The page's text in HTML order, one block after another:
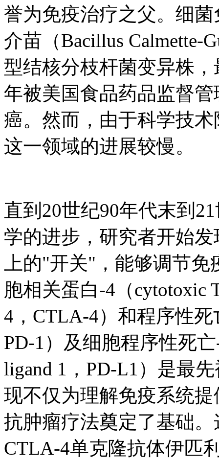
誉为免疫治疗之父。细
介苗（Bacillus Calmette-
型结核分枝杆菌变异株
年被美国食品药品监督
癌。然而，由于科学技
这一领域的进展较慢。
直到20世纪90年代末到
学的进步，研究者开始
上的"开关"，能够调节
胞相关蛋白-4（cytotoxic
4，CTLA-4）和程序性死
PD-1）及细胞程序性死亡
ligand 1，PD-L1）是最
现不仅为理解免疫系统
抗肿瘤疗法奠定了基础
CTLA-4单克隆抗体伊匹